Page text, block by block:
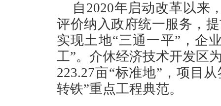
自2020年启动改革以来
评价纳入政府统一服务，
实现土地“三通一平”，企
工”。介休经济技术开发区
223.27亩“标准地”，项目
转铁”重点工程典范。